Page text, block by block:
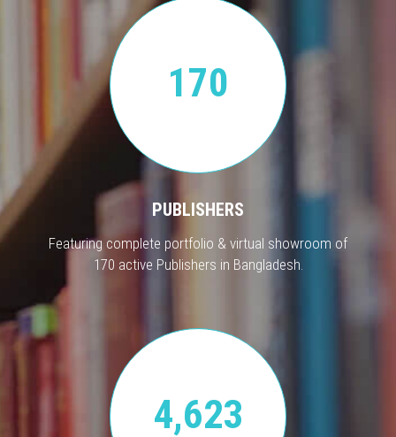
170
PUBLISHERS
Featuring complete portfolio & virtual showroom of
170 active Publishers in Bangladesh.
4,623